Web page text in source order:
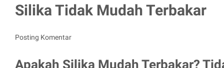
Silika Tidak Mudah Terbakar
Posting Komentar
Apakah Silika Mudah Terbakar?